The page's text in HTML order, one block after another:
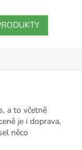
a to včetně
je i doprava,
něco